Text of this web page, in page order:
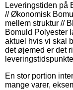
Leveringstiden på
// Økonomisk
mellem struktur //
Bomuld Polyester
aktuel hvis vi skal
det øjemed er det
En stor portion
mange varer,